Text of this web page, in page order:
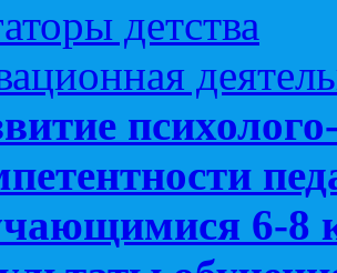
детства
6-8